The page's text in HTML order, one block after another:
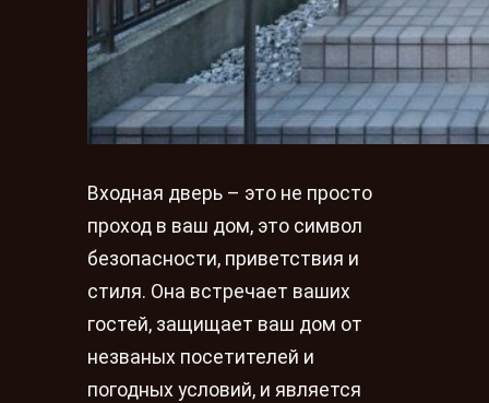
Входная дверь – это не просто
проход в ваш дом, это символ
безопасности, приветствия и
стиля. Она встречает ваших
гостей, защищает ваш дом от
незваных посетителей и
погодных условий, и является